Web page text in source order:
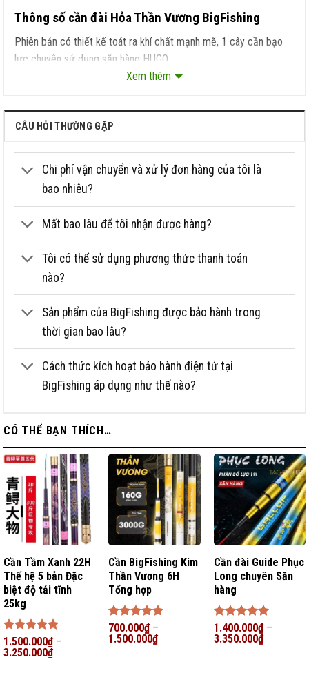
Thông số cần đài Hỏa Thần Vương BigFishing
Phiên bản có thiết kế toát ra khí chất mạnh mẽ, 1 cây cần bạo
lực chuyên sử dụng săn hàng HUGO.
hiện có đủ các size từ 4.5 mét đến 10 mét. Cần đài Hỏa Thần
Vương Bigfishing tải tĩnh 6000 -6500 gam, có thể câu được bất
Thương hiệu
BigFishing
Chất liệu cần
Carbon 40T japan
Size cần
4.5m, 5.4m, 6.3m, 7.2m, 8.1m, 9m,
10m
Tải tĩnh
Chế độ đi kèm cần đài Hỏa Thần Vương BigFishing
Cần đài Hỏa Thần Vương sẽ có 1 lóng ngọn phụ đi kèm cần.
Cần đài Hỏa Thần Vương sẽ có 1 card thẻ bảo hành điện tử
Xem thêm
CÂU HỎI THƯỜNG GẶP
Chi phí vận chuyển và xử lý đơn hàng của tôi là
bao nhiêu?
Mất bao lâu để tôi nhận được hàng?
Tôi có thể sử dụng phương thức thanh toán
nào?
Sản phẩm của BigFishing được bảo hành trong
thời gian bao lâu?
Cách thức kích hoạt bảo hành điện tử tại
BigFishing áp dụng như thế nào?
CÓ THỂ BẠN THÍCH…
Cần Tầm Xanh 22H
Thế hệ 5 bản Đặc
biệt độ tải tĩnh
25kg
Được xếp
hạng55
1.500.000₫–
3.250.000₫
Cần BigFishing Kim
Thần Vương 6H
Tổng hợp
Được xếp
hạng55
700.000₫–
1.500.000₫
Cần đài Guide Phục
Long chuyên Săn
hàng
Được xếp
hạng55
1.400.000₫–
3.350.000₫